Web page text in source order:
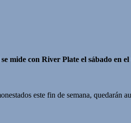
mide con River Plate el sábado en
este fin de semana, quedarán